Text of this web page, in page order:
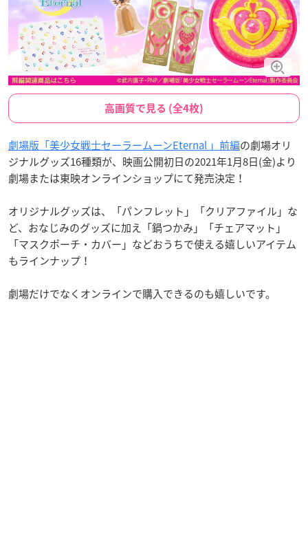
高画質で見る (全4枚)
劇場版「美少女戦士セーラームーンEternal 」前編の劇場オリ
ジナルグッズ16種類が、映画公開初日の2021年1月8日(金)より
劇場または東映オンラインショップにて発売決定！
オリジナルグッズは、「パンフレット」「クリアファイル」な
ど、おなじみのグッズに加え「鍋つかみ」「チェアマット」
「マスクポーチ・カバー」などおうちで使える嬉しいアイテム
もラインナップ！
劇場だけでなくオンラインで購入できるのも嬉しいです。